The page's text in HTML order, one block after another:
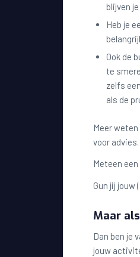
blijven
Heb je
Ook de
te
zelfs
als de
Meer
voor advies.
Meteen
Gun jij jouw
Maar
Dan ben je
jouw